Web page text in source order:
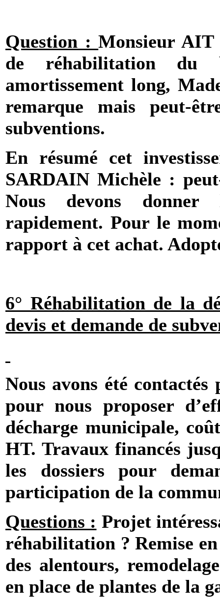
Question :Monsieur
de réhabilitation du
amortissement long,
remarque mais peut-
subventions.
En résumé cet
SARDAIN Michèle :
Nous devons
rapidement. Pour le
rapport à cet achat.
6° Réhabilitation de la
devis et demande de
Nous avons été
pour nous proposer
décharge municipale,
HT. Travaux financés
les dossiers pour
participation de la
Questions : Projet
réhabilitation ? Remise
des alentours,
en place de plantes de la